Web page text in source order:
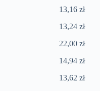
13,16 zł
13,24 zł
22,00 zł
14,94 zł
13,62 zł